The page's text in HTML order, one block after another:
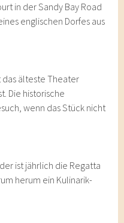
in der Sandy Bay Road
englischen Dorfes aus
das älteste Theater
Die historische
wenn das Stück nicht
ist jährlich die Regatta
herum ein Kulinarik-